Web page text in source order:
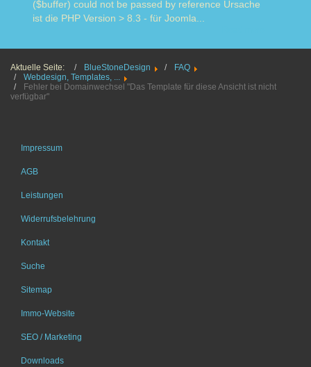
($buffer) could not be passed by reference Ursache
ist die PHP Version > 8.3 - für Joomla...
Aktuelle Seite: BlueStoneDesign
FAQ
Webdesign, Templates, ...
Fehler bei Domainwechsel "Das Template für diese Ansicht ist nicht
verfügbar"
Impressum
AGB
Leistungen
Widerrufsbelehrung
Kontakt
Suche
Sitemap
Immo-Website
SEO / Marketing
Downloads